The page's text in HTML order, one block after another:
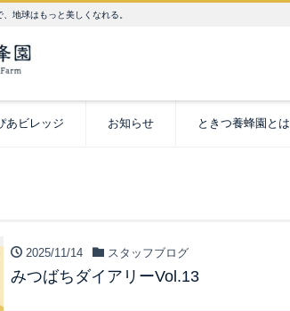
地球はもっと美しくなれる。
あビレッジ お知らせ ときつ養蜂園とは
2025/11/14 スタッフブログ
みつばちダイアリーVol.13